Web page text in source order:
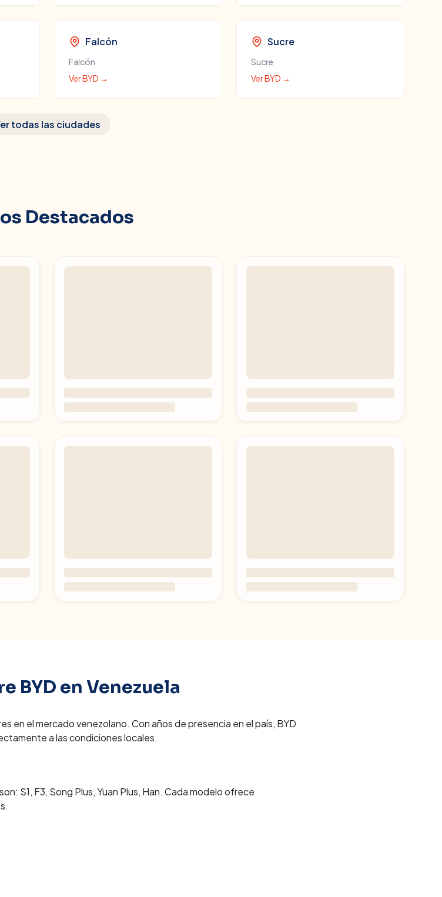
Falcón
Falcón
VerBYD →
Sucre
Sucre
VerBYD →
todas las ciudades
Destacados
BYD en Venezuela
en el mercado venezolano. Con años de presencia en el país, BYD
a las condiciones locales.
S1, F3, Song Plus, Yuan Plus, Han. Cada modelo ofrece